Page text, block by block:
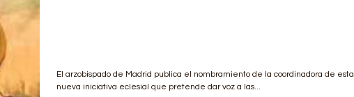
El arzobispado de Madrid publica el nombramiento de la coordinadora de esta
nueva iniciativa eclesial que pretende dar voz a las...